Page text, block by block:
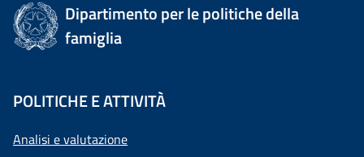
Dipartimento per le politiche della
famiglia
POLITICHE E ATTIVITÀ
Analisi e valutazione